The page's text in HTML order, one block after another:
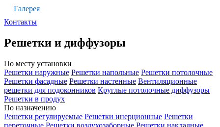
Галерея
Контакты
Решетки и диффузоры
По месту установки
Решетки наружные Решетки напольные Решетки потолочные
Решетки фасадные Решетки настенные Вентиляционные
решетки для подоконников Круглые потолочные диффузоры
Решетки в продух
По назначению
Решетки регулируемые Решетки инерционные Решетки
переточные Решетки воздухозаборные Решетки накладные